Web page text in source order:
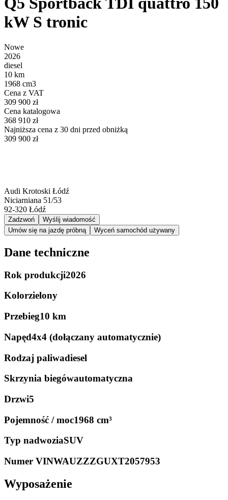
kW S tronic
Nowe
2026
diesel
10 km
1968 cm3
Cena z VAT
309 900 zł
Cena katalogowa
368 910 zł
Najniższa cena z 30 dni przed obniżką
309 900 zł
Audi Krotoski Łódź
Niciarniana 51/53
92-320 Łódź
Zadzwoń
Wyślij wiadomość
Umów się na jazdę próbną
Wyceń samochód używany
Dane techniczne
Rok produkcji2026
Kolorzielony
Przebieg10 km
Napęd4x4 (dołączany automatycznie)
Rodzaj paliwadiesel
Skrzynia biegówautomatyczna
Drzwi5
Pojemność / moc1968 cm³
Typ nadwoziaSUV
Numer VINWAUZZZGUXT2057953
Wyposażenie